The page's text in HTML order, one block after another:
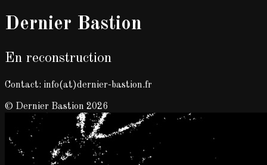
Dernier Bastion
En reconstruction
Contact: info(at)dernier-bastion.fr
© Dernier Bastion 2026